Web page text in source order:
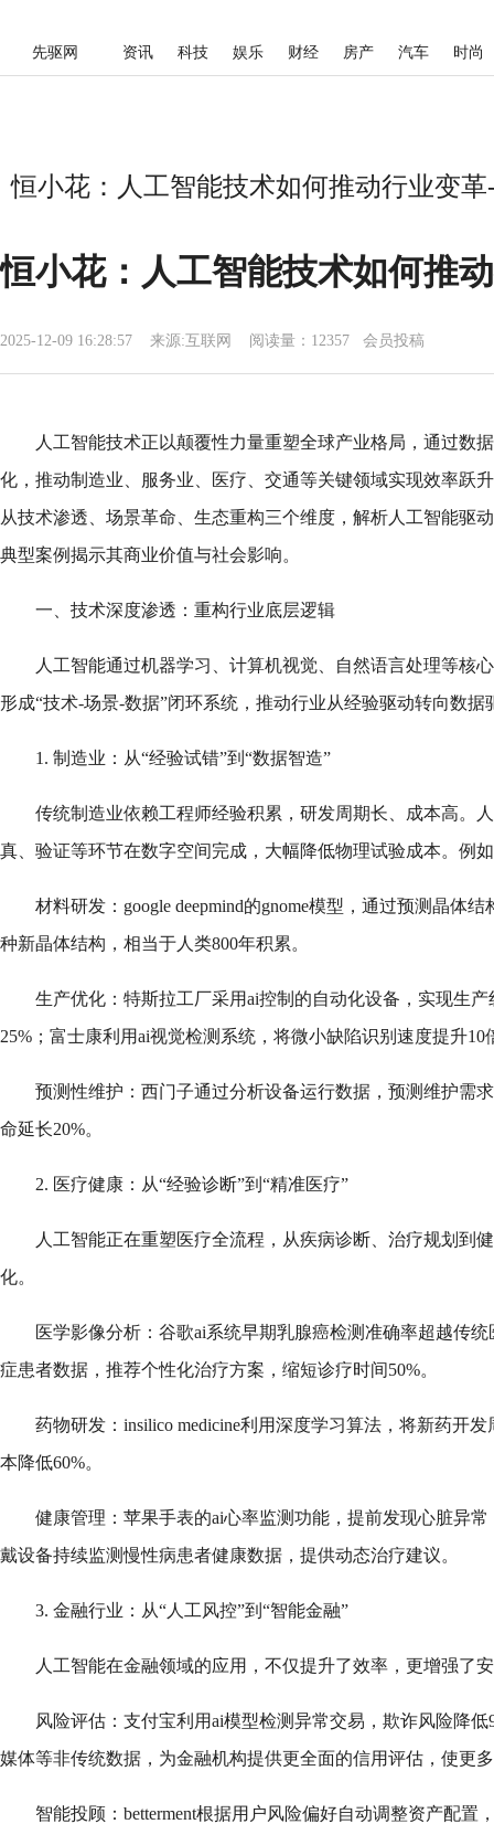
先驱网 资讯 科技 娱乐 财经 房产 汽车 时尚
恒小花：人工智能技术如何推动行业变革
恒小花：人工智能技术如何推
2025-12-09 16:28:57 来源:互联网 阅读量：12357 会员投稿
人工智能技术正以颠覆性力量重塑全球产业格局，通过数
化，推动制造业、服务业、医疗、交通等关键领域实现效率跃
从技术渗透、场景革命、生态重构三个维度，解析人工智能驱
典型案例揭示其商业价值与社会影响。
一、技术深度渗透：重构行业底层逻辑
人工智能通过机器学习、计算机视觉、自然语言处理等核
形成“技术-场景-数据”闭环系统，推动行业从经验驱动转向数据
1. 制造业：从“经验试错”到“数据智造”
传统制造业依赖工程师经验积累，研发周期长、成本高。
真、验证等环节在数字空间完成，大幅降低物理试验成本。例
材料研发：google deepmind的gnome模型，通过预测晶体
种新晶体结构，相当于人类800年积累。
生产优化：特斯拉工厂采用ai控制的自动化设备，实现生
25%；富士康利用ai视觉检测系统，将微小缺陷识别速度提升10
预测性维护：西门子通过分析设备运行数据，预测维护需
命延长20%。
2. 医疗健康：从“经验诊断”到“精准医疗”
人工智能正在重塑医疗全流程，从疾病诊断、治疗规划到
化。
医学影像分析：谷歌ai系统早期乳腺癌检测准确率超越传统
症患者数据，推荐个性化治疗方案，缩短诊疗时间50%。
药物研发：insilico medicine利用深度学习算法，将新药开
本降低60%。
健康管理：苹果手表的ai心率监测功能，提前发现心脏异
戴设备持续监测慢性病患者健康数据，提供动态治疗建议。
3. 金融行业：从“人工风控”到“智能金融”
人工智能在金融领域的应用，不仅提升了效率，更增强了
风险评估：支付宝利用ai模型检测异常交易，欺诈风险降低
媒体等非传统数据，为金融机构提供更全面的信用评估，使更
智能投顾：betterment根据用户风险偏好自动调整资产配置